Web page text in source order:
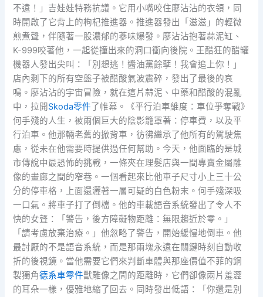
不遠！」吉娃娃特務抗議。它用小嘴咬住廖沾沾的衣領，同
時開啟了它背上的枸杞推進器。推進器發出「滋滋」的輕微
煎煮聲，伴隨著一股濃郁的蔘味爆發。廖沾沾抱著蒜泥缸、
K-999咬著他，一起從撞出來的洞口衝向後院。王醋狂的醋罐
機器人發出尖叫：「別想逃！醬油黨餘孽！我會追上你！」
店內剩下的所有空盤子被醋酸氣波震碎，發出了最後的哀
鳴。廖沾沾的宇宙冒險，就在這片蒜泥、中藥和醋酸的混亂
中，拉開Skoda零件了帷幕。《平行泊車維度：車位爭奪戰》
何手殘的人生，被兩個巨大的陰影籠罩著：停車費，以及平
行泊車。他那輛老舊的掀背車，彷彿繼承了他所有的駕駛焦
慮，從未在他需要時提供過任何幫助。今天，他面臨的是城
市傳說中最恐怖的挑戰，一條夾在理髮店與一間專賣金屬雕
像的畫廊之間的窄巷。一個看起來比他車子尺寸小上三十公
分的停車格，上面還灑著一層可疑的白色粉末。何手殘深吸
一口氣。將車子打了倒檔。他的車載語音系統發出了令人不
快的女聲：「警告，後方障礙物距離：無限趨近於零。」
「請考慮放棄治療。」他忽略了警告，開始緩慢地倒車。他
最討厭的不是語音系統，而是那兩塊永遠在關鍵時刻自動收
折的後視鏡。當他需要它們來判斷車體與那座價值不菲的銅
製獨角德系車零件獸雕像之間的距離時，它們卻像兩片羞澀
的耳朵一樣，優雅地縮了回去。同時發出低語：「你還是別